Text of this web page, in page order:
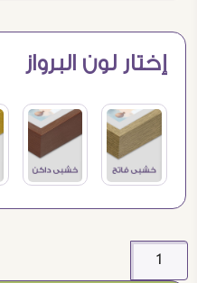
إختار لون البرواز